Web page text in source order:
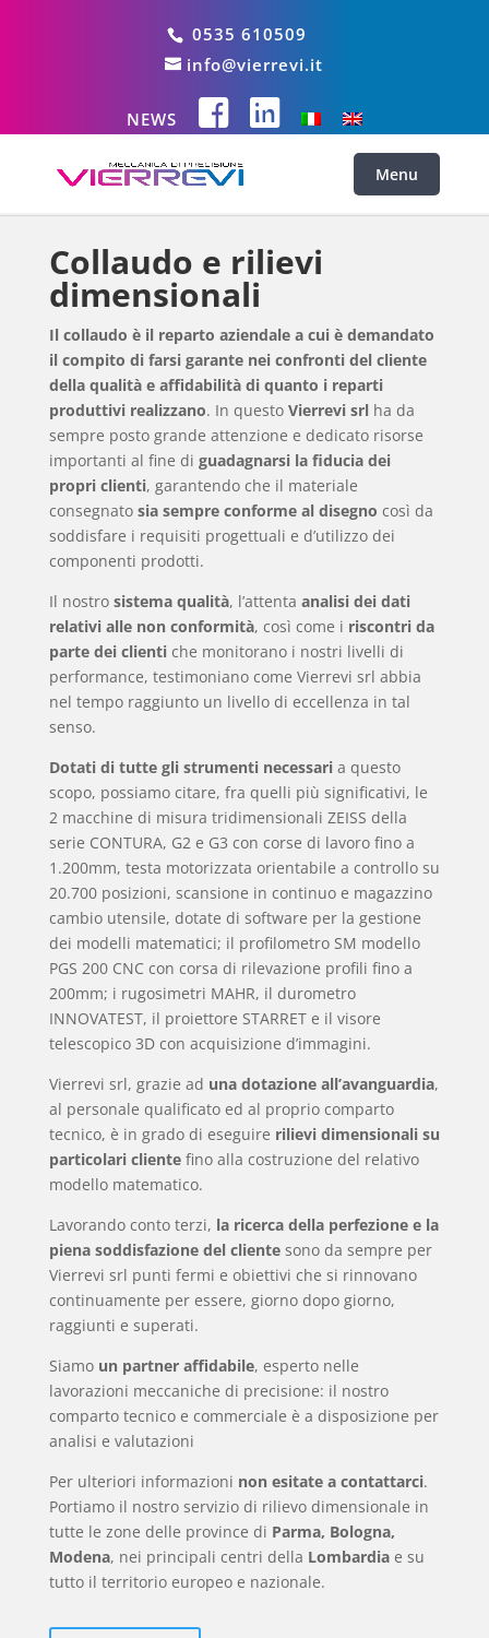
0535 610509
info@vierrevi.it
NEWS
Collaudo e rilievi
dimensionali
Il collaudo è il reparto aziendale a cui è demandato
il compito di farsi garante nei confronti del cliente
della qualità e affidabilità di quanto i reparti
produttivi realizzano. In questo Vierrevi srlha da
sempre posto grande attenzione e dedicato risorse
importanti al fine di guadagnarsi la fiducia dei
propri clienti, garantendo che il materiale
consegnato sia sempre conforme al disegno così da
soddisfare i requisiti progettuali e d’utilizzo dei
componenti prodotti.
Il nostro sistema qualità, l’attenta analisi dei dati
relativi alle non conformità, così come i riscontri da
parte dei clientiche monitorano i nostri livelli di
performance, testimoniano come Vierrevi srl abbia
nel tempo raggiunto un livello di eccellenza in tal
senso.
Dotati di tutte gli strumenti necessaria questo
scopo, possiamo citare, fra quelli più significativi, le
2 macchine di misura tridimensionali ZEISS della
serie CONTURA, G2 e G3 con corse di lavoro fino a
1.200mm, testa motorizzata orientabile a controllo su
20.700 posizioni, scansione in continuo e magazzino
cambio utensile, dotate di software per la gestione
dei modelli matematici; il profilometro SM modello
PGS 200 CNC con corsa di rilevazione profili fino a
200mm; i rugosimetri MAHR, il durometro
INNOVATEST, il proiettore STARRET e il visore
telescopico 3D con acquisizione d’immagini.
Vierrevi srl, grazie ad una dotazione all’avanguardia,
al personale qualificato ed al proprio comparto
tecnico, è in grado di eseguire rilievi dimensionali su
particolari clientefino alla costruzione del relativo
modello matematico.
Lavorando conto terzi, la ricerca della perfezione e la
piena soddisfazione del clientesono da sempre per
Vierrevi srl punti fermi e obiettivi che si rinnovano
continuamente per essere, giorno dopo giorno,
raggiunti e superati.
Siamo un partner affidabile, esperto nelle
lavorazioni meccaniche di precisione: il nostro
comparto tecnico e commerciale è a disposizione per
analisi e valutazioni
Per ulteriori informazioni non esitate a contattarci.
Portiamo il nostro servizio di rilievo dimensionale in
tutte le zone delle province di Parma, Bologna,
Modena, nei principali centri della Lombardiae su
tutto il territorio europeo e nazionale.